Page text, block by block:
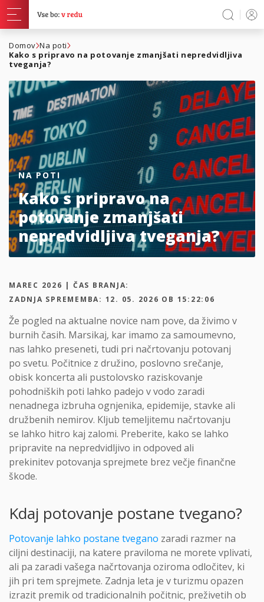
Domov Na poti
Kako s pripravo na potovanje zmanjšati nepredvidljiva
tveganja?
NA POTI
Kako s pripravo na
potovanje zmanjšati
nepredvidljiva tveganja?
MAREC 2026 | ČAS BRANJA:
ZADNJA SPREMEMBA: 12. 05. 2026 OB 15:22:06
Že pogled na aktualne novice nam pove, da živimo v
burnih časih. Marsikaj, kar imamo za samoumevno,
nas lahko preseneti, tudi pri načrtovanju potovanj
po svetu. Počitnice z družino, poslovno srečanje,
obisk koncerta ali pustolovsko raziskovanje
pohodniških poti lahko padejo v vodo zaradi
nenadnega izbruha ognjenika, epidemije, stavke ali
družbenih nemirov. Kljub temeljitemu načrtovanju
se lahko hitro kaj zalomi. Preberite, kako se lahko
pripravite na nepredvidljivo in odpoved ali
prekinitev potovanja sprejmete brez večje finančne
škode.
Kdaj potovanje postane tvegano?
Potovanje lahko postane tvegano zaradi razmer na
ciljni destinaciji, na katere praviloma ne morete vplivati,
ali pa zaradi vašega načrtovanja oziroma odločitev, ki
jih pri tem sprejmete. Zadnja leta je v turizmu opazen
izrazit premik od tradicionalnih počitnic, preživetih ob